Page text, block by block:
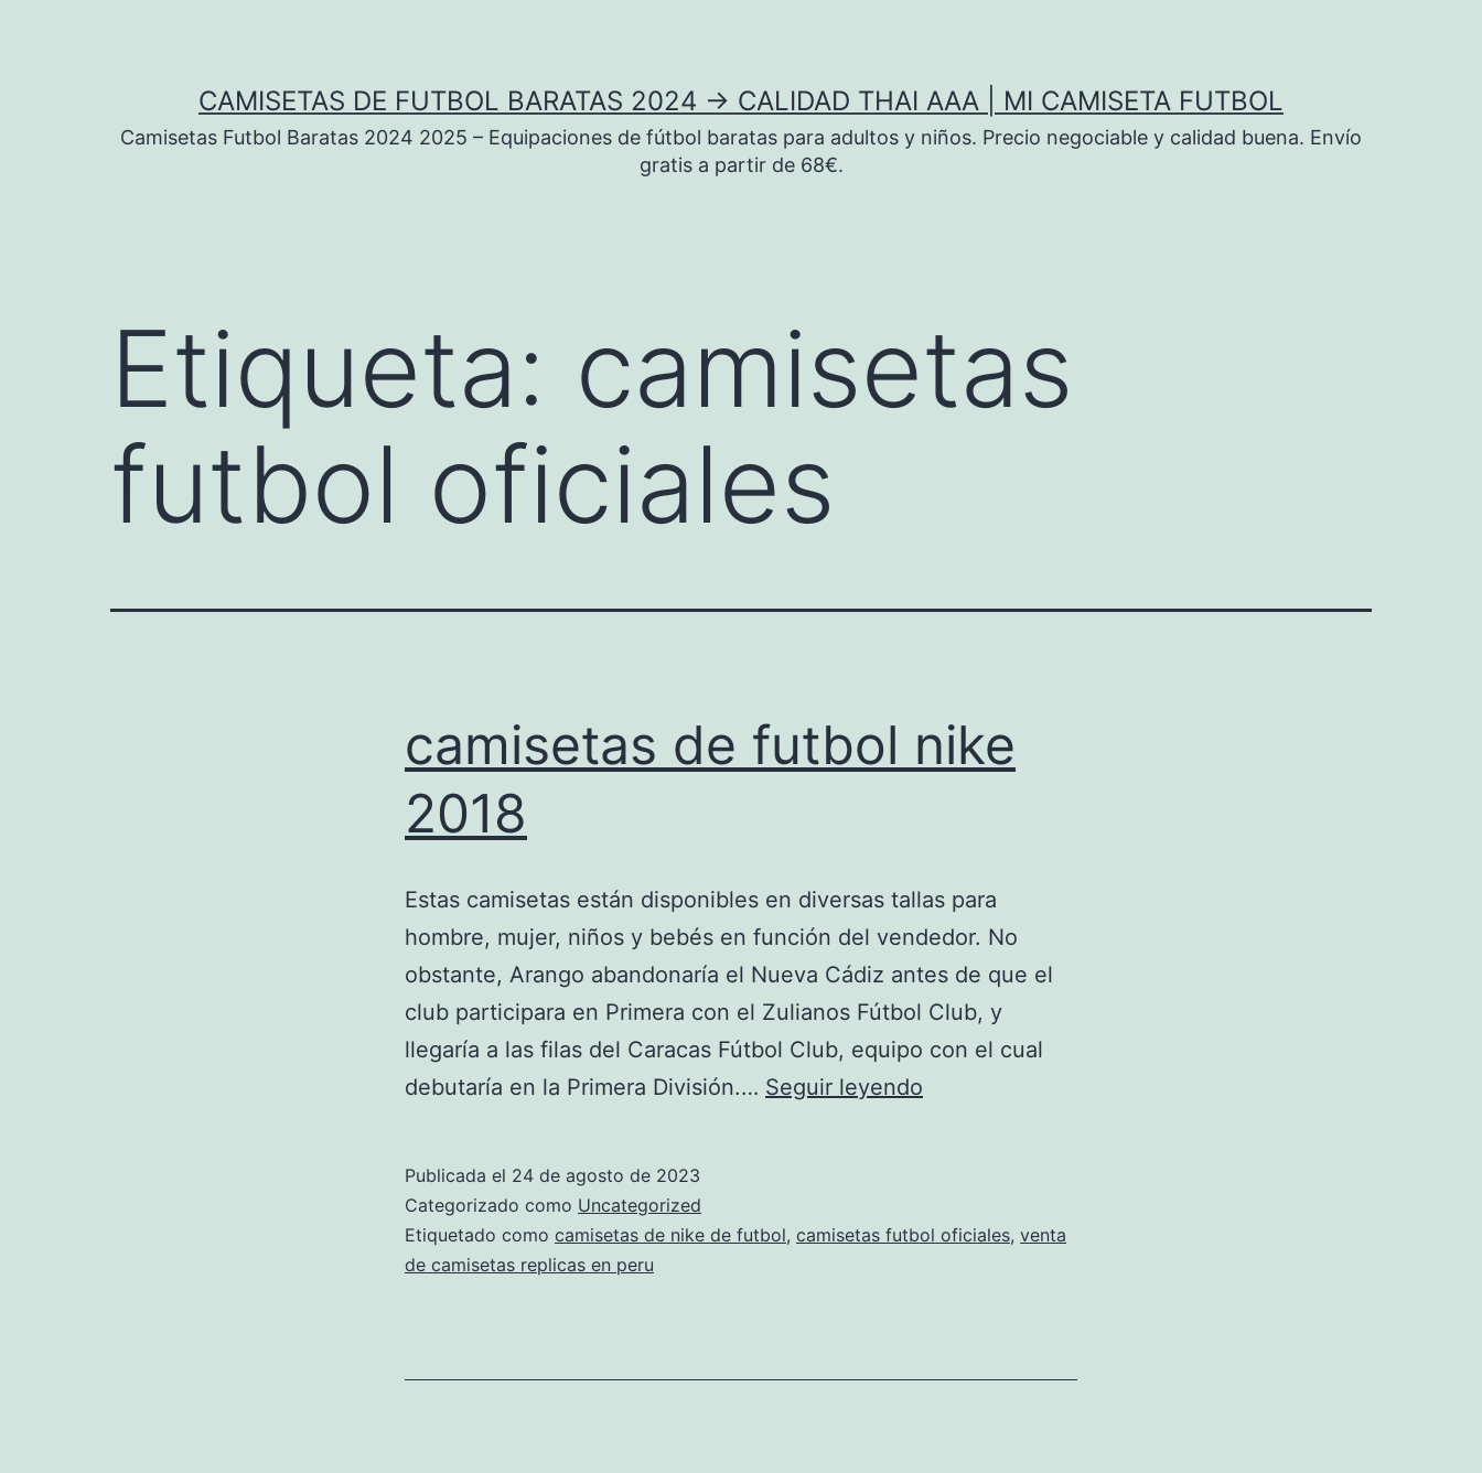
CAMISETAS DE FUTBOL BARATAS 2024 → CALIDAD THAI AAA | MI CAMISETA FUTBOL
Camisetas Futbol Baratas 2024 2025 – Equipaciones de fútbol baratas para adultos y niños. Precio negociable y calidad buena. Envío
gratis a partir de 68€.
Etiqueta: camisetas
futbol oficiales
camisetas de futbol nike
2018
Estas camisetas están disponibles en diversas tallas para
hombre, mujer, niños y bebés en función del vendedor. No
obstante, Arango abandonaría el Nueva Cádiz antes de que el
club participara en Primera con el Zulianos Fútbol Club, y
llegaría a las filas del Caracas Fútbol Club, equipo con el cual
debutaría en la Primera División.… Seguir leyendo
2018
Publicada el 24 de agosto de 2023
Categorizado como Uncategorized
Etiquetado como camisetas de nike de futbol, camisetas futbol oficiales, venta
de camisetas replicas en peru